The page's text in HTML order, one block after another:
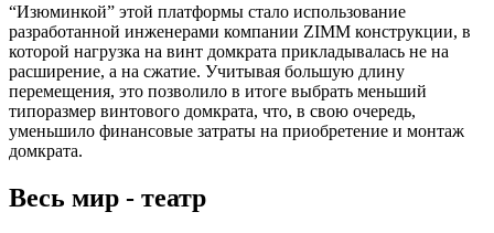
“Изюминкой” этой платформы стало использование
разработанной инженерами компании ZIMM конструкции, в
которой нагрузка на винт домкрата прикладывалась не на
расширение, а на сжатие. Учитывая большую длину
перемещения, это позволило в итоге выбрать меньший
типоразмер винтового домкрата, что, в свою очередь,
уменьшило финансовые затраты на приобретение и монтаж
домкрата.
Весь мир - театр